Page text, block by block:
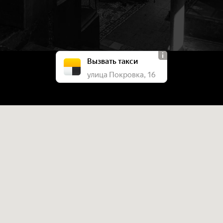
Вызвать такси
улица Покровка, 16